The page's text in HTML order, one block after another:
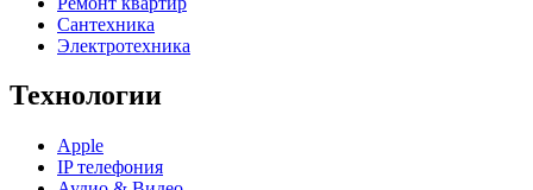
Сантехника
Электротехника
Технологии
Apple
IP телефония